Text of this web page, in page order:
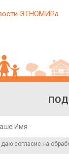
ЭТНОМИРа
согласие на